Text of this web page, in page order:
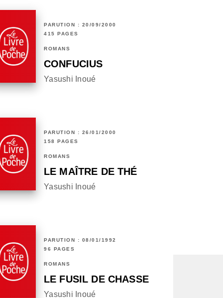
PARUTION : 20/09/2000
415 PAGES
ROMANS
CONFUCIUS
Yasushi Inoué
PARUTION : 26/01/2000
158 PAGES
ROMANS
LE MAÎTRE DE THÉ
Yasushi Inoué
PARUTION : 08/01/1992
96 PAGES
ROMANS
LE FUSIL DE CHASSE
Yasushi Inoué